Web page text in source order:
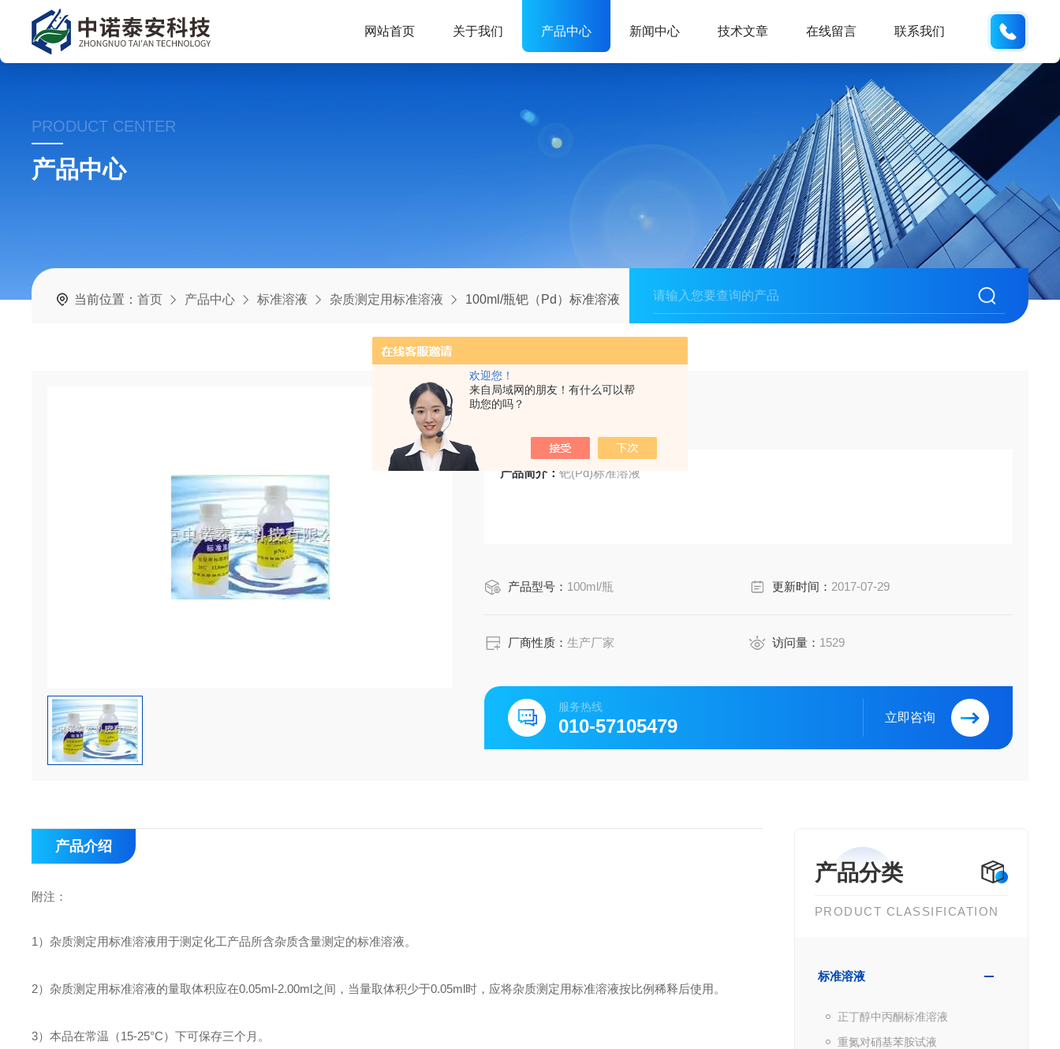
欢迎您！
来自局域网的朋友！有什么可以帮
助您的吗？
网站首页 关于我们 产品中心 新闻中心 技术文章 在线留言 联系我们
PRODUCT CENTER
产品中心
当前位置：首页 产品中心 标准溶液 杂质测定用标准溶液 100ml/瓶钯（Pd）标准溶液
产品简介：钯(Pd)标准溶液
产品型号： 100ml/瓶 更新时间： 2017-07-29
厂商性质：生产厂家 访问量： 1529
服务热线
010-57105479 立即咨询
产品分类
PRODUCT CLASSIFICATION
标准溶液
正丁醇中丙酮标准溶液
重氮对硝基苯胺试液
产品介绍
附注：
1 ）杂质测定用标准溶液用于测定化工产品所含杂质含量测定的标准溶液。
2）杂质测定用标准溶液的量取体积应在0.05ml-2.00ml之间，当量取体积少于0.05ml时，应将杂质测定用标准溶液按比例稀释后使用。
3）本品在常温（15-25°C）下可保存三个月。